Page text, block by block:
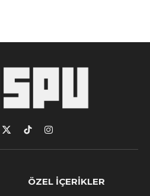
X
(Twitter)
TikTokInstagram
ÖZEL İÇERIKLER